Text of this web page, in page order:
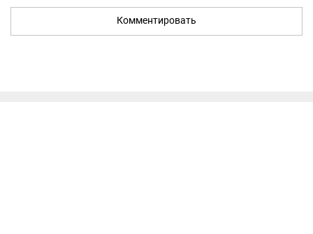
Комментировать